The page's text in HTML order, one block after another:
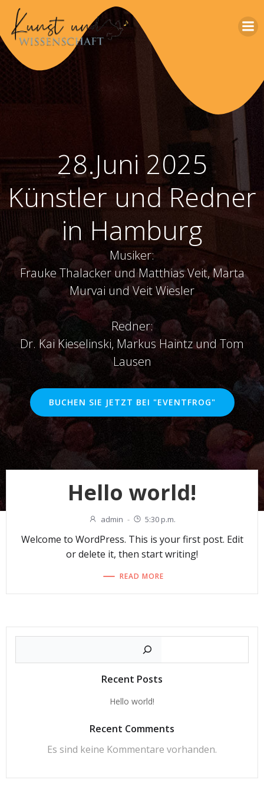
Inhalt
springen
28.Juni 2025
Künstler und Redner
in Hamburg
Musiker:
Frauke Thalacker und Matthias Veit, Marta
Murvai und Veit Wiesler
Redner:
Dr. Kai Kieselinski, Markus Haintz und Tom
Lausen
BUCHEN SIE JETZT BEI "EVENTFROG"
Hello world!
admin - 5:30 p.m.
Welcome to WordPress. This is your first post. Edit
or delete it, then start writing!
READ MORE
Recent Posts
Hello world!
Recent Comments
Es sind keine Kommentare vorhanden.